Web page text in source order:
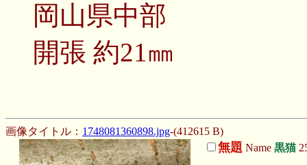
岡山県中部
開張 約21㎜
画像タイトル： 1748081360898.jpg-(412615 B)
無題 Name 黒猫